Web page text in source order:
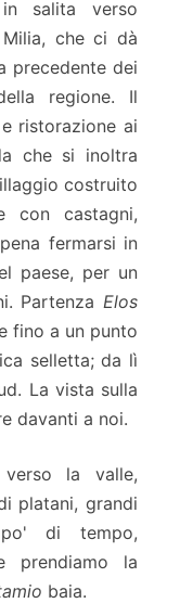
salita verso
che ci dà
precedente dei
regione. Il
ristorazione ai
che si inoltra
costruito
con castagni,
fermarsi in
paese, per un
Partenza Elos
fino a un punto
selletta; da lì
La vista sulla
davanti a noi.
la valle,
platani, grandi
di tempo,
prendiamo la
baia.